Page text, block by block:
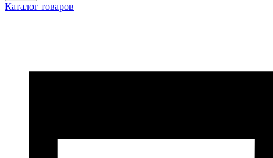
Каталог товаров